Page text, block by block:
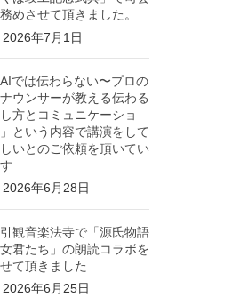
めさせて頂きました。
2026年7月1日
AIでは伝わらない〜プロの
ウンサーが教える伝わる
方とコミュニケーショ
という内容で講演をして
いとのご依頼を頂いてい
2026年6月28日
観音楽法寺で「源氏物語
君たち」の朗読コラボを
て頂きました
2026年6月25日